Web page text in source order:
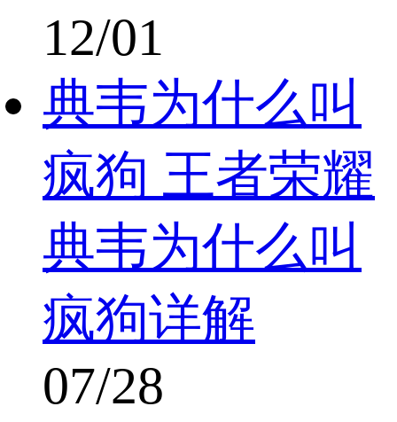
12/01
典韦为什么叫
疯狗 王者荣耀
典韦为什么叫
疯狗详解
07/28